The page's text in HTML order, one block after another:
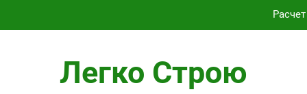
Виртуальная платёжная карта за 5 минут без
Легко Строю